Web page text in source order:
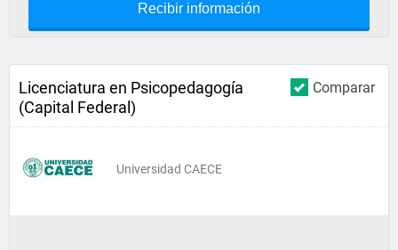
Recibir información
Comparar
Licenciatura en Psicopedagogía
(Capital Federal)
Universidad CAECE